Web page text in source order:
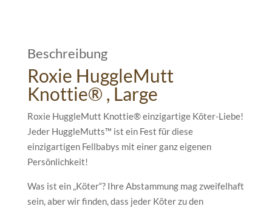
Beschreibung
Roxie HuggleMutt
Knottie® , Large
Roxie HuggleMutt Knottie® einzigartige Köter-Liebe!
Jeder HuggleMutts™ ist ein Fest für diese
einzigartigen Fellbabys mit einer ganz eigenen
Persönlichkeit!
Was ist ein „Köter“? Ihre Abstammung mag zweifelhaft
sein, aber wir finden, dass jeder Köter zu den